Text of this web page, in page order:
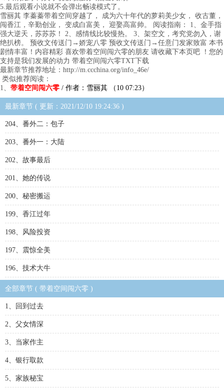
5.最后观看小说就不会弹出畅读模式了。
雪丽其 李蓁蓁带着空间穿越了， 成为六十年代的萝莉美少女， 收古董，
闯香江，辛勤创业， 变成白富美， 迎娶高富帅。 阅读指南： 1、金手指
强大逆天，苏苏苏！ 2、感情线比较慢热。 3、架空文，考究党勿入，谢
绝扒榜。 预收文传送门→娇宠八零 预收文传送门→任意门发家致富 本书
剧情丰富！内容精彩 喜欢带着空间闯六零的朋友 请收藏下本页吧 ！您的
支持是我们发展的动力 带着空间闯六零TXT下载
最新章节推荐地址：http://m.ccchina.org/info_46e/
类似推荐阅读：
1、 带着空间闯六零 / 作者：雪丽其 （10 07:23）
最新章节 ( 更新：2021/12/10 19:24:36 )
204、番外二：包子
203、番外一：大陆
202、故事最后
201、她的传说
200、秘密搬运
199、香江过年
198、风险投资
197、震惊全美
196、技术大牛
全部章节 ( 带着空间闯六零 )
1、回到过去
2、父女情深
3、当家作主
4、银行取款
5、家族秘宝